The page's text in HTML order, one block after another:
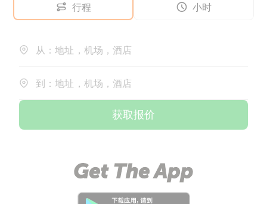
行程 小时
从：地址，机场，酒店
到：地址，机场，酒店
获取报价